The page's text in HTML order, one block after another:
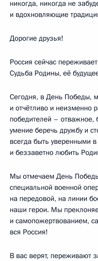
никогда, никогда не
и вдохновляющие
Дорогие друзья!
Россия сейчас
Судьба Родины, её
Сегодня, в День Победы,
и отчётливо и неизменно
победителей – отважное,
умение беречь дружбу и
всегда быть уверенными
и беззаветно любить
Мы отмечаем День
специальной военной
на передовой, на линии
наши герои. Мы
и самопожертвованием,
вся Россия!
В вас верят, переживают